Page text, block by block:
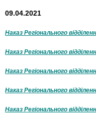
09.04.2021
Наказ Регіонального
Наказ Регіонального
Наказ Регіонального
Наказ Регіонального
Наказ Регіонального